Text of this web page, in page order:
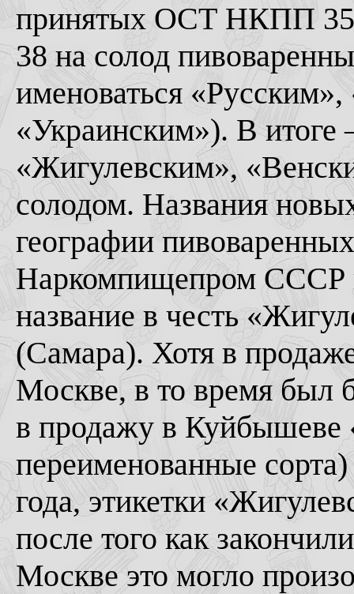
принятых ОСТ НКПП
38 на солод
именоваться
«Украинским»). В итоге
«Жигулевским»,
солодом. Названия
географии
Наркомпищепром СССР
название в честь
(Самара). Хотя в
Москве, в то время был
в продажу в Куйбышеве
переименованные
года, этикетки
после того как
Москве это могло